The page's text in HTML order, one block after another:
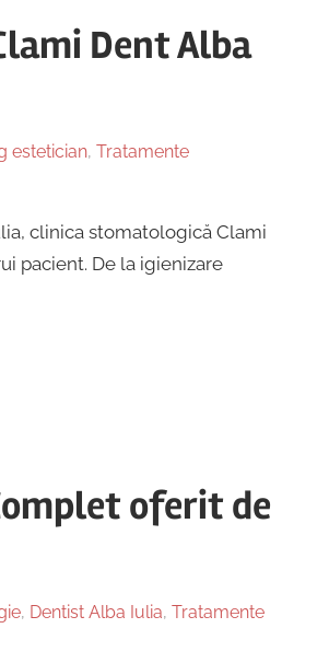
Dent Alba
estetician, Tratamente
clinica stomatologică Clami
pacient. De la igienizare
oferit de
, Dentist Alba Iulia, Tratamente